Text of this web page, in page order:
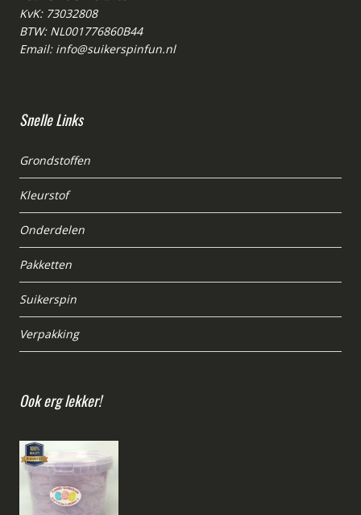
KvK: 73032808
BTW: NL001776860B44
Email: info@suikerspinfun.nl
Snelle Links
Grondstoffen
Kleurstof
Onderdelen
Pakketten
Suikerspin
Verpakking
Ook erg lekker!